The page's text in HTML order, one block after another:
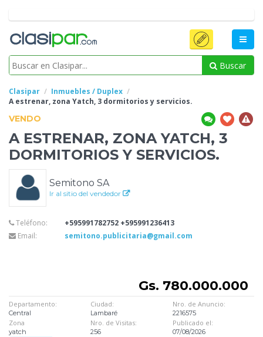
Buscar
Clasipar
Inmuebles / Duplex
A estrenar, zona Yatch, 3 dormitorios y servicios.
VENDO
A ESTRENAR, ZONA YATCH, 3
DORMITORIOS Y SERVICIOS.
Semitono SA
Ir al sitio del vendedor
Teléfono:
+595991782752 +595991236413
Email:
semitono.publicitaria@gmail.com
Gs. 780.000.000
Departamento:
Central
Ciudad:
Lambaré
Nro. de Anuncio:
2216575
Zona
yatch
Nro. de Visitas:
256
Publicado el:
07/08/2026